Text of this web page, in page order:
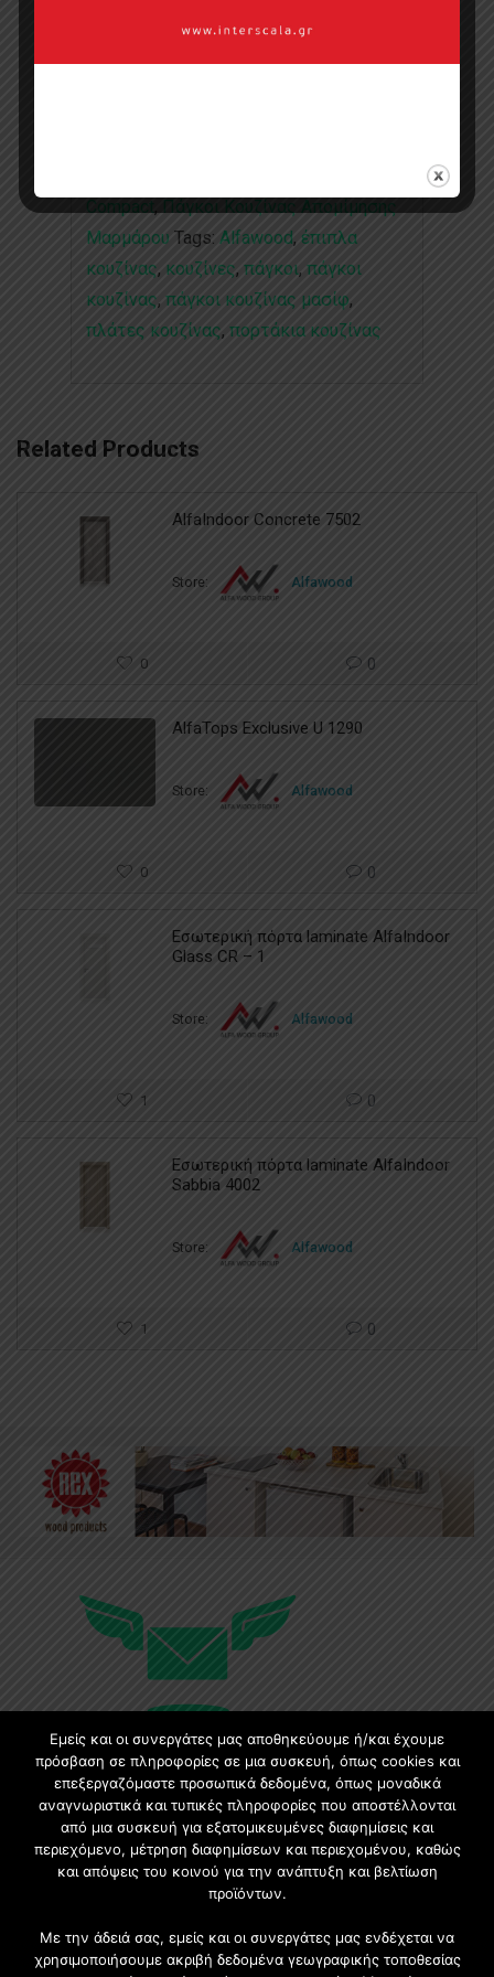
Compact
Πάγκοι Κουζίνας Απομίμησης
Μαρμάρου Tags: Alfawood, έπιπλα
κουζίνας, κουζίνες, πάγκοι, πάγκοι
κουζίνας, πάγκοι κουζίνας μασίφ,
πλάτες κουζίνας, πορτάκια κουζίνας
Related Products
AlfaIndoor Concrete 7502
Store: Alfawood
0 0
AlfaTops Exclusive U 1290
Store: Alfawood
0 0
Εσωτερική πόρτα laminate AlfaIndoor
Glass CR – 1
Store: Alfawood
1 0
Εσωτερική πόρτα laminate AlfaIndoor
Sabbia 4002
Store: Alfawood
1 0
Εγγραφή στο Newsletter
Γίνετε μέλος της μεγαλύτερης διαδικτυακής κοινότητας, ειδικά
για αρχιτέκτονες, σχεδιαστές και λάτρεις της κατασκευής και
Εμείς και οι συνεργάτες μας αποθηκεύουμε ή/και έχουμε
πρόσβαση σε πληροφορίες σε μια συσκευή, όπως cookies και
επεξεργαζόμαστε προσωπικά δεδομένα, όπως μοναδικά
αναγνωριστικά και τυπικές πληροφορίες που αποστέλλονται
από μια συσκευή για εξατομικευμένες διαφημίσεις και
περιεχόμενο, μέτρηση διαφημίσεων και περιεχομένου, καθώς
και απόψεις του κοινού για την ανάπτυξη και βελτίωση
προϊόντων.
Με την άδειά σας, εμείς και οι συνεργάτες μας ενδέχεται να
χρησιμοποιήσουμε ακριβή δεδομένα γεωγραφικής τοποθεσίας